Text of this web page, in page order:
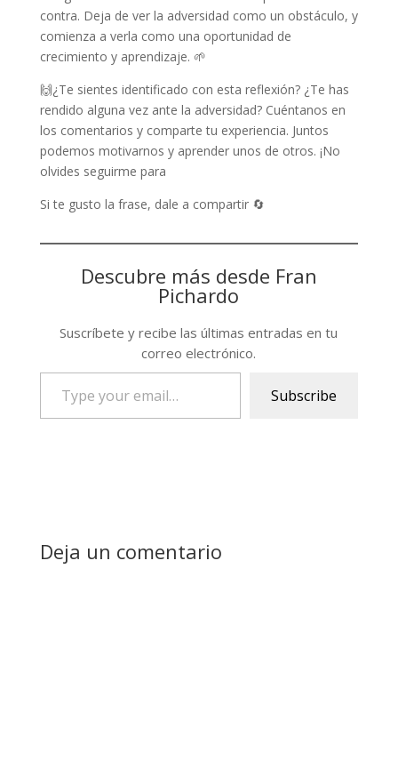
contra. Deja de ver la adversidad como un obstáculo, y
comienza a verla como una oportunidad de
crecimiento y aprendizaje. 🌱
🙌¿Te sientes identificado con esta reflexión? ¿Te has
rendido alguna vez ante la adversidad? Cuéntanos en
los comentarios y comparte tu experiencia. Juntos
podemos motivarnos y aprender unos de otros. ¡No
olvides seguirme para
Si te gusto la frase, dale a compartir 🔄
Descubre más desde Fran
Pichardo
Suscríbete y recibe las últimas entradas en tu
correo electrónico.
email…
Subscribe
Deja un comentario